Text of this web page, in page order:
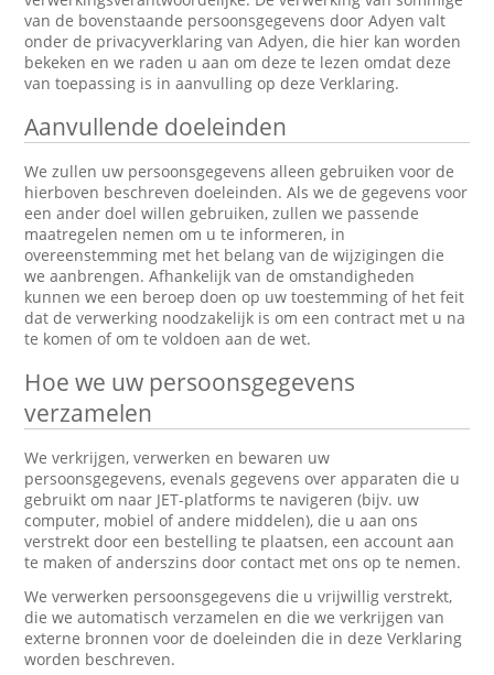
van de bovenstaande persoonsgegevens door Adyen valt
onder de privacyverklaring van Adyen, die hier kan worden
bekeken en we raden u aan om deze te lezen omdat deze
van toepassing is in aanvulling op deze Verklaring.
Aanvullende doeleinden
We zullen uw persoonsgegevens alleen gebruiken voor de
hierboven beschreven doeleinden. Als we de gegevens voor
een ander doel willen gebruiken, zullen we passende
maatregelen nemen om u te informeren, in
overeenstemming met het belang van de wijzigingen die
we aanbrengen. Afhankelijk van de omstandigheden
kunnen we een beroep doen op uw toestemming of het feit
dat de verwerking noodzakelijk is om een contract met u na
te komen of om te voldoen aan de wet.
Hoe we uw persoonsgegevens
verzamelen
We verkrijgen, verwerken en bewaren uw
persoonsgegevens, evenals gegevens over apparaten die u
gebruikt om naar JET-platforms te navigeren (bijv. uw
computer, mobiel of andere middelen), die u aan ons
verstrekt door een bestelling te plaatsen, een account aan
te maken of anderszins door contact met ons op te nemen.
We verwerken persoonsgegevens die u vrijwillig verstrekt,
die we automatisch verzamelen en die we verkrijgen van
externe bronnen voor de doeleinden die in deze Verklaring
worden beschreven.